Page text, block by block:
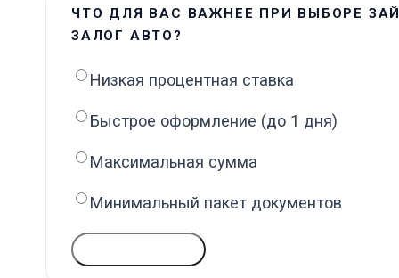
ЧТО ДЛЯ ВАС ВАЖНЕЕ ПРИ ВЫБОРЕ
ЗАЛОГ АВТО?
Низкая процентная ставка
Быстрое оформление (до 1 дня)
Максимальная сумма
Минимальный пакет документов